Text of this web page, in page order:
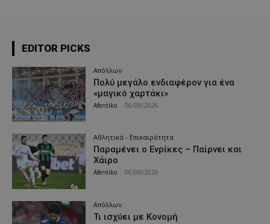
EDITOR PICKS
Απόλλων
Πολύ μεγάλο ενδιαφέρον για ένα
«μαγικό χαρτάκι»
Afentiko 06/08/2026
Αθλητικά - Επικαιρότητα
Παραμένει ο Ενρίκες – Παίρνει και
Χάιρο
Afentiko 06/08/2026
Απόλλων
Τι ισχύει με Κονομή